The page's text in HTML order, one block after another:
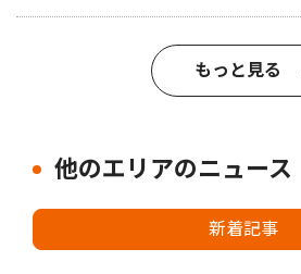
もっと見る
他のエリアのニュース
新着記事